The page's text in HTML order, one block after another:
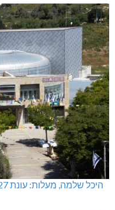
היכל שלמה, מעלות: עונת 26-27